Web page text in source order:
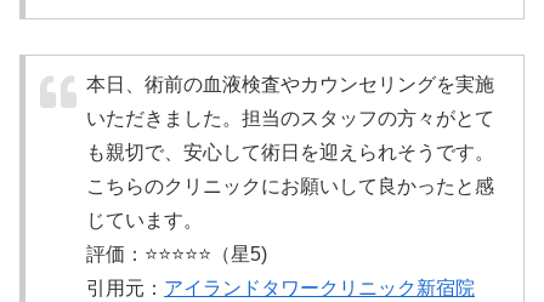
本日、術前の血液検査やカウンセリングを実施
いただきました。担当のスタッフの方々がとて
も親切で、安心して術日を迎えられそうです。
こちらのクリニックにお願いして良かったと感
じています。
評価：⭐️⭐️⭐️⭐️⭐️（星5)
引用元： アイランドタワークリニック新宿院